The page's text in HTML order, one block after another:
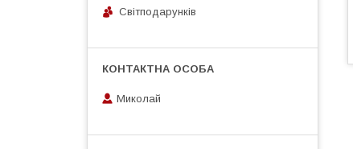
Світподарунків
Миколай